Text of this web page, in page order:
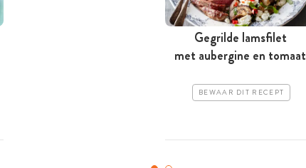
Gegrilde lamsfilet
met aubergine en tomaat
BEWAAR DIT RECEPT